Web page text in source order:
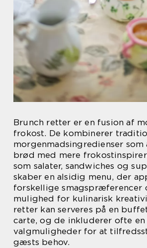
Brunch retter er en fusion af
frokost. De kombinerer
morgenmadsingredienser
brød med mere
som salater, sandwiches og
skaber en alsidig menu, der
forskellige smagspræferencer
mulighed for kulinarisk
retter kan serveres på en
carte, og de inkluderer ofte
valgmuligheder for at
gæsts behov.